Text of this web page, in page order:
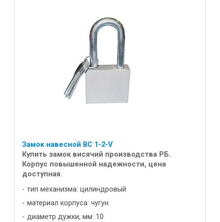
Замок навесной ВС 1-2-V
Купить замок висячий производства РБ.
Корпус повышенной надежности, цена
доступная.
тип механизма: цилиндровый
материал корпуса: чугун
диаметр дужки, мм: 10